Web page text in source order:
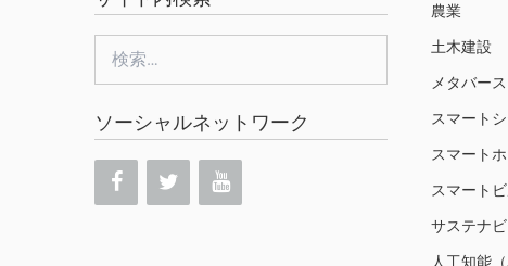
ソーシャルネットワーク
農業
土木建設
メタバース
スマート
スマート
スマート
サステナ
人工知能（